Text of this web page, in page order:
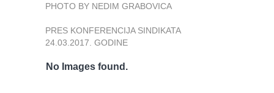
PHOTO BY NEDIM GRABOVICA
PRES KONFERENCIJA SINDIKATA
24.03.2017. GODINE
No Images found.